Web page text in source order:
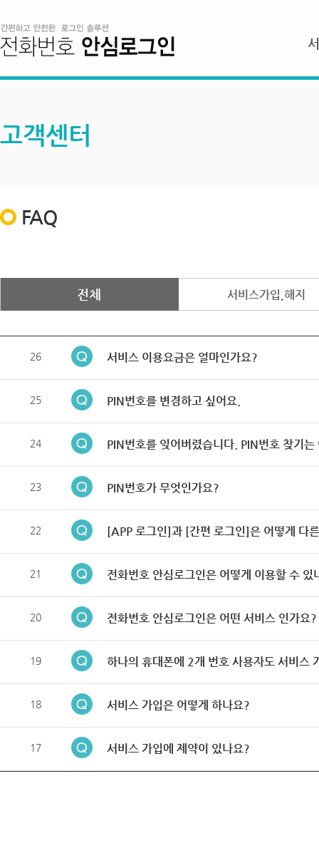
고객센터
FAQ
전체 서비스가입,해지
26 서비스 이용요금은 얼마인가요?
25 PIN번호를 변경하고 싶어요.
24 PIN번호를 잊어버렸습니다. PIN번호 찾기는
23 PIN번호가 무엇인가요?
22 [APP 로그인]과 [간편 로그인]은 어떻게 다
21 전화번호 안심로그인은 어떻게 이용할 수 있
20 전화번호 안심로그인은 어떤 서비스 인가요?
19 하나의 휴대폰에 2개 번호 사용자도 서비스
18 서비스 가입은 어떻게 하나요?
17 서비스 가입에 제약이 있나요?